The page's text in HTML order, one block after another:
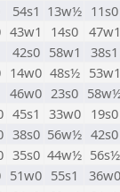
54s1 13w½ 11s0
43w1 14s0 47w1
42s0 58w1
38s1
14w0 48s½ 53w1
46w0 23s0
45s1 33w0
19s0
38s0 56w½ 42s0
35s0 44w½ 56s½
51w0 55s1
36w0